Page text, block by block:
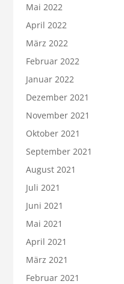
Mai 2022
April 2022
März 2022
Februar 2022
Januar 2022
Dezember 2021
November 2021
Oktober 2021
September 2021
August 2021
Juli 2021
Juni 2021
Mai 2021
April 2021
März 2021
Februar 2021